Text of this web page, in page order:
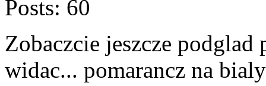
Posts: 60
Zobaczcie jeszcze podglad
widac... pomarancz na